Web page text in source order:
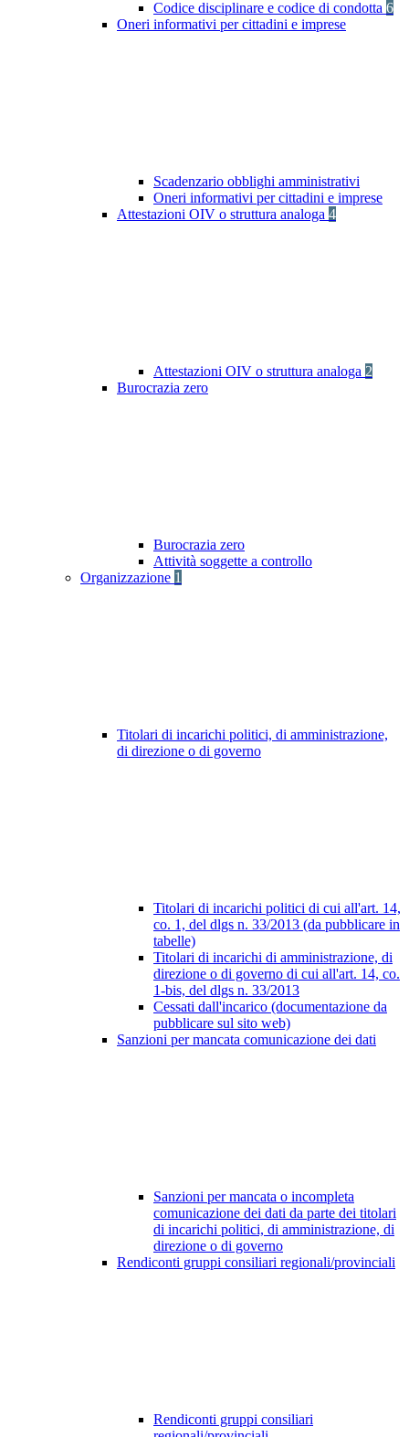
Codice disciplinare e codice di condotta 6
Oneri informativi per cittadini e imprese
Scadenzario obblighi amministrativi
Oneri informativi per cittadini e imprese
Attestazioni OIV o struttura analoga 4
Attestazioni OIV o struttura analoga 2
Burocrazia zero
Burocrazia zero
Attività soggette a controllo
Organizzazione 1
Titolari di incarichi politici, di amministrazione,
di direzione o di governo
Titolari di incarichi politici di cui all'art. 14,
co. 1, del dlgs n. 33/2013 (da pubblicare in
tabelle)
Titolari di incarichi di amministrazione, di
direzione o di governo di cui all'art. 14, co.
1-bis, del dlgs n. 33/2013
Cessati dall'incarico (documentazione da
pubblicare sul sito web)
Sanzioni per mancata comunicazione dei dati
Sanzioni per mancata o incompleta
comunicazione dei dati da parte dei titolari
di incarichi politici, di amministrazione, di
direzione o di governo
Rendiconti gruppi consiliari regionali/provinciali
Rendiconti gruppi consiliari